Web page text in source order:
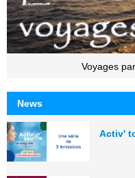
Voyages
News
Activ'